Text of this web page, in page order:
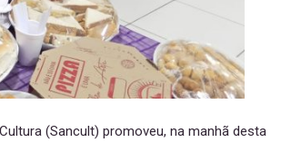
(Sancult) promoveu, na manhã desta